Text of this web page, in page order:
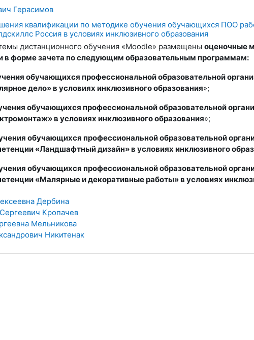
Герасимов
квалификации по методике обучения обучающихся ПОО
Россия в условиях инклюзивного образования
дистанционного обучения «Moodle» размещены оценочные
в форме зачета по следующим образовательным программам:
обучающихся профессиональной образовательной
дело» в условиях инклюзивного образования»;
обучающихся профессиональной образовательной
в условиях инклюзивного образования»;
обучающихся профессиональной образовательной
«Ландшафтный дизайн» в условиях инклюзивного
обучающихся профессиональной образовательной
«Малярные и декоративные работы» в условиях
Дербина
Кропачев
Мельникова
Никитенак